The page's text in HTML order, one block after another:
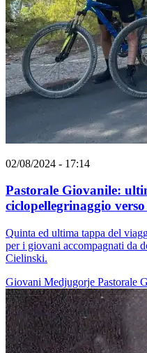
02/08/2024 - 17:14
Pastorale Giovanile:
ciclopellegrinaggio
Quinta ed ultima tappa del
per i giovani accompagnati da
Cielinski.
Giovani Medjugorje Pastorale